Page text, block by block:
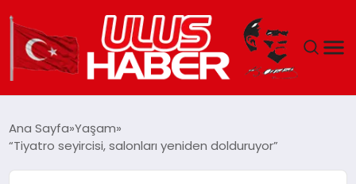
DÜNYA
Ana Sayfa Yaşam
“Tiyatro seyircisi, salonları yeniden dolduruyor”